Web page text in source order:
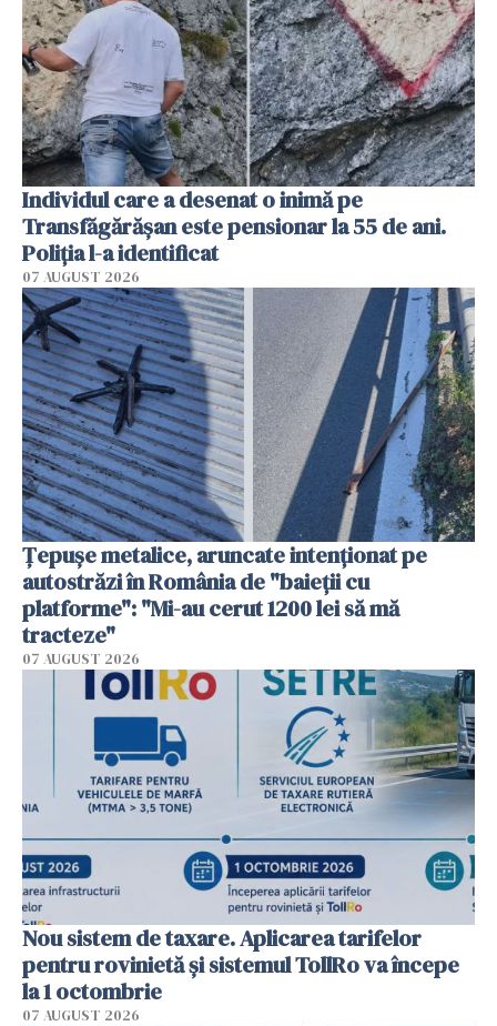
Individul care a desenat o inimă pe
Transfăgărășan este pensionar la 55 de ani.
Poliția l-a identificat
07 AUGUST 2026
Țepușe metalice, aruncate intenționat pe
autostrăzi în România de "baieții cu
platforme": "Mi-au cerut 1200 lei să mă
tracteze"
07 AUGUST 2026
Nou sistem de taxare. Aplicarea tarifelor
pentru rovinietă şi sistemul TollRo va începe
la 1 octombrie
07 AUGUST 2026